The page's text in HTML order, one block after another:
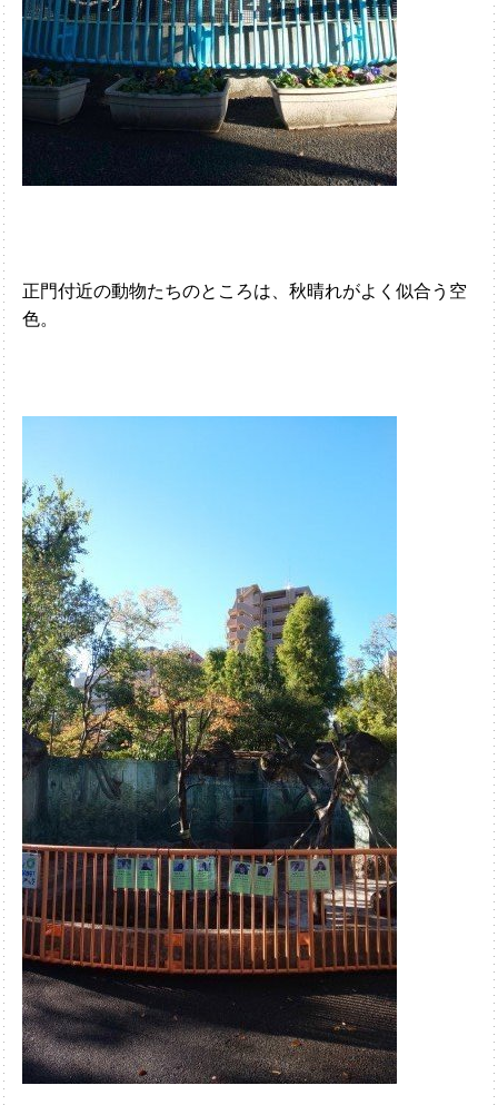
正門付近の動物たちのところは、秋晴れがよく似合う空
色。